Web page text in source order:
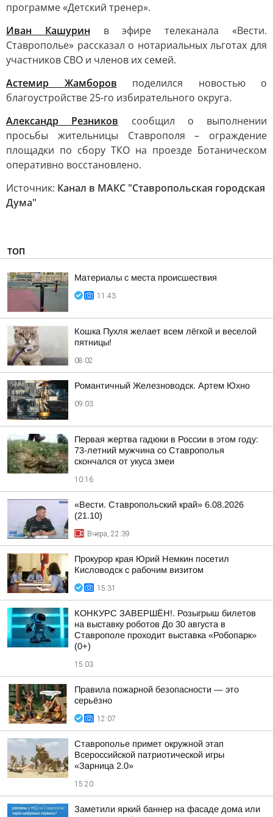
программе «Детский тренер».
Иван Кашурин в эфире телеканала «Вести.
Ставрополье» рассказал о нотариальных льготах для
участников СВО и членов их семей.
Астемир Жамборов поделился новостью о
благоустройстве 25-го избирательного округа.
Александр Резников сообщил о выполнении
просьбы жительницы Ставрополя – ограждение
площадки по сбору ТКО на проезде Ботаническом
оперативно восстановлено.
Источник: Канал в МАКС "Ставропольская городская
Дума"
ТОП
Материалы с места происшествия
11:43
Кошка Пухля желает всем лёгкой и веселой
пятницы!
08:02
Романтичный Железноводск. Артем Юхно
09:03
Первая жертва гадюки в России в этом году:
73-летний мужчина со Ставрополья
скончался от укуса змеи
10:16
«Вести. Ставропольский край» 6.08.2026
(21.10)
Вчера, 22:39
Прокурор края Юрий Немкин посетил
Кисловодск с рабочим визитом
15:31
КОНКУРС ЗАВЕРШЁН!. Розыгрыш билетов
на выставку роботов До 30 августа в
Ставрополе проходит выставка «Робопарк»
(0+)
15:03
Правила пожарной безопасности — это
серьёзно
12:07
Ставрополье примет окружной этап
Всероссийской патриотической игры
«Зарница 2.0»
15:20
Заметили яркий баннер на фасаде дома или